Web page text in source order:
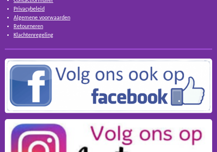
Privacybeleid
Algemene voorwaarden
Retourneren
Klachtenregeling